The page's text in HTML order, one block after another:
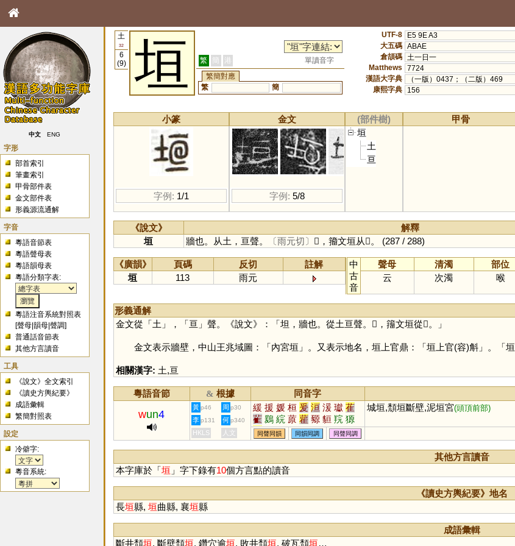
中文 ENG
字形
部首索引
筆畫索引
甲骨部件表
金文部件表
形義源流通解
字音
粵語音節表
粵語聲母表
粵語韻母表
粵語分類字表:
粵語注音系統對照表
[聲母 |韻母 |聲調]
普通話音節表
其他方言讀音
工具
《說文》全文索引
《讀史方輿紀要》
成語彙輯
繁簡對照表
設定
冷僻字:
粵音系統:
土
32
6
(9)
垣 繁 簡 港
單讀音字
繁簡對應
繁
簡
UTF-8
E5 9E A3
大五碼 ABAE
倉頡碼
土一日一
Matthews
7724
漢語大字典
（一版）0437；（二版）469
康熙字典
156
小篆
字例: 1/1
金文
字例: 5/8
(部件樹)
垣
土
亘
甲骨
《說文》 解釋
垣
牆也。从土，亘聲。 〔雨元切〕 𩫧，籀文垣从𩫖。 (287 / 288)
《廣韻》 頁碼 反切
註解
垣
113 雨元
中
古
音
聲母 清濁 部位
云
次濁 喉
形義通解
金文從「土」，「亘 」聲。《說文》：「坦，牆也。從土亘聲。𩫧，籒文垣從𩫖。」
金文表示牆壁，中山王兆域圖：「內宮垣」。又表示地名，垣上官鼎：「垣上官(容)斛」。「垣
相關漢字: 土,亘
粵語音節 & 根據 同音字
wun4
黃 p46 周 p30 緩 援 媛 桓 爰 洹 湲 瓛 萑
雈 鶢 綄 蒝 雚 豲 貆 羦 獂
荁 狟 峘
城垣,頹垣斷壁,泥垣宮(頭頂前部)
李 p131 何 p340
HKLS 人文 同聲同韻 同韻同調 同聲同調
其他方言讀音
本字庫於「垣 」字下錄有10個方言點的讀音
《讀史方輿紀要》地名
長垣縣, 垣曲縣, 襄垣縣
成語彙輯
斷井頹垣, 斷壁頹垣, 鑽穴逾垣, 敗井頹垣, 破瓦頹垣…